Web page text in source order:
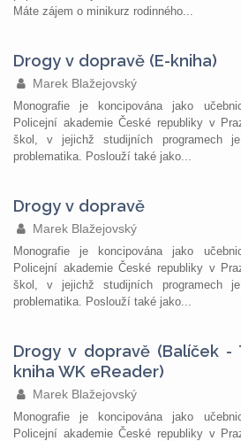
Máte zájem o minikurz rodinného...
Drogy v dopravě (E-kniha)
Marek Blažejovský
Monografie je koncipována jako
Policejní akademie České republiky v
škol, v jejichž studijních programech je
problematika. Poslouží také jako...
Drogy v dopravě
Marek Blažejovský
Monografie je koncipována jako
Policejní akademie České republiky v
škol, v jejichž studijních programech je
problematika. Poslouží také jako...
Drogy v dopravě (Balíček -
kniha WK eReader)
Marek Blažejovský
Monografie je koncipována jako
Policejní akademie České republiky v